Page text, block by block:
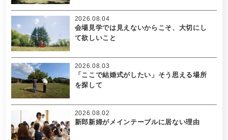
会場見学では見えないからこそ、大切にし
て欲しいこと
2026.08.04
「ここで結婚式がしたい」そう思える場所
を探して
2026.08.03
新郎新婦がメインテーブルに居ない理由
2026.08.02